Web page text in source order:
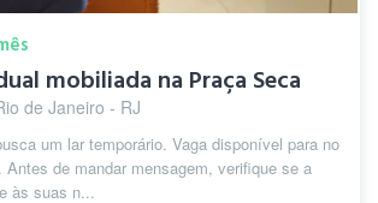
mobiliada na Praça Seca
de Janeiro - RJ
um lar temporário. Vaga disponível para no
de mandar mensagem, verifique se a
às suas n...